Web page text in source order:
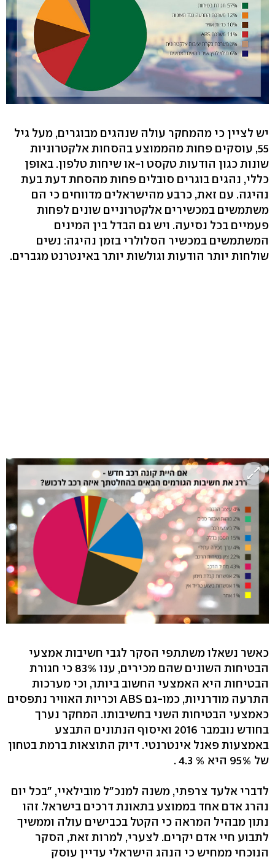
יש לציין כי מהמחקר עולה שנהגים מבוגרים, מעל גיל
55, עוסקים פחות מהממוצע בהסחות אלקטרוניות
שונות כגון הודעות טקסט ו-או שיחות טלפון. באופן
כללי, נהגים בוגרים סובלים פחות מהסחת דעת בעת
נהיגה. עם זאת, כרבע מהישראלים מדווחים כי הם
משתמשים במכשירים אלקטרוניים שונים לפחות
פעמיים בכל נסיעה. ויש גם הבדל בין המינים
המשתמשים במכשיר הסלולרי בזמן נהיגה: נשים
שולחות יותר הודעות וגולשות יותר באינטרנט מגברים.
כאשר נשאלו משתתפי הסקר לגבי חשיבות אמצעי
הבטיחות השונים שהם מכירים, ענו 83% כי חגורת
הבטיחות היא האמצעי החשוב ביותר, וכי מערכות
התרעה מודרניות, כמו-גם ABS וכריות האוויר נתפסים
כאמצעי הבטיחות השני בחשיבותו. המחקר נערך
בחודש נובמבר 2016 ואיסוף הנתונים התבצע
באמצעות פאנל אינטרנטי. דיוק התוצאות ברמת בטחון
של 95% היא % 4.3 .
לדברי אלעד צרפתי, משנה למנכ"ל מובילאיי, "בכל יום
נהרג אדם אחד בממוצע בתאונת דרכים בישראל. זהו
נתון מבהיל המראה כי הקטל בכבישים עולה וממשיך
לתבוע חיי אדם יקרים. לצערי, למרות זאת, הסקר
הנוכחי ממחיש כי הנהג הישראלי עדיין עוסק